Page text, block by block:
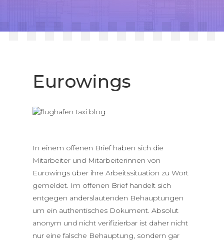
Blog
Français
Русский
Eurowings
In einem offenen Brief haben sich die
Mitarbeiter und Mitarbeiterinnen von
Eurowings über ihre Arbeitssituation zu Wort
gemeldet. Im offenen Brief handelt sich
entgegen anderslautenden Behauptungen
um ein authentisches Dokument. Absolut
anonym und nicht verifizierbar ist daher nicht
nur eine falsche Behauptung, sondern gar